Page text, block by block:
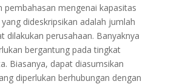
pembahasan mengenai kapasitas
dideskripsikan adalah jumlah
dilakukan perusahaan. Banyaknya
bergantung pada tingkat
Biasanya, dapat diasumsikan
diperlukan berhubungan dengan